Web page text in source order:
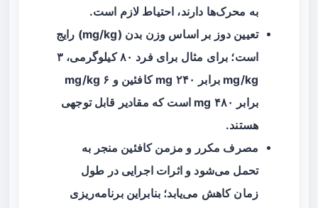
به محرک‌ها دارند، احتیاط لازم است.
تعیین دوز بر اساس وزن بدن (mg/kg) رایج
است؛ برای مثال برای فرد ۸۰ کیلوگرمی، ۳
mg/kg برابر ۲۴۰ mg کافئین و ۶ mg/kg
برابر ۴۸۰ mg است که مقادیر قابل توجهی
هستند.
مصرف مکرر و مزمن کافئین منجر به
تحمل می‌شود و اثرات اجرایی در طول
زمان کاهش می‌یابد؛ بنابراین برنامه‌ریزی